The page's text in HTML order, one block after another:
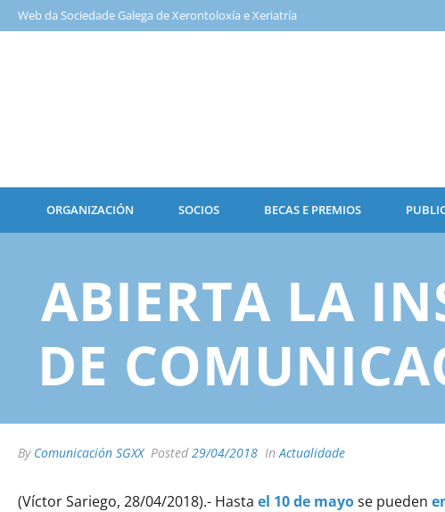
Web da Sociedade Galega de Xerontoloxía e Xeriatría
ORGANIZACIÓN SOCIOS BECAS E PREMIOS
ABIERTA LA
DE
By Comunicación SGXX Posted 29/04/2018 InActualidade
(Víctor Sariego, 28/04/2018).- Hasta el 10 de mayose pueden